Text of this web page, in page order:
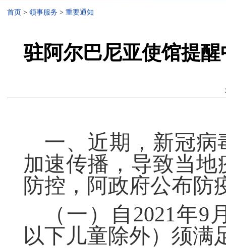
首页 > 领事服务 > 重要通知
驻阿尔巴尼亚使馆提
一、 近期，新冠病
加速传播 ，导致当地
防控 ，阿政府公布防
（一）
自 2021年9
以下儿童除外）须满